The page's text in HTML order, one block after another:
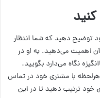
توضیح دهید که شما انتظار
آن اهمیت می‌دهید. به او در
نگاه می‌دارد بگویید.
با مشتری خود در تماس
خود ترتیب دهید تا در این